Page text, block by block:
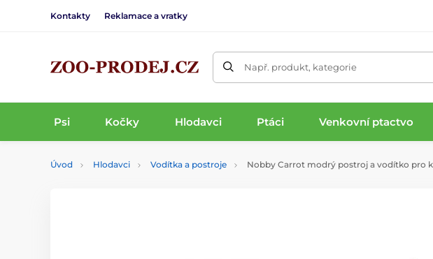
Kontakty Reklamace a vratky
Např. produkt, kategorie
Psi Kočky Hlodavci Ptáci Venkovní ptactvo
Úvod Hlodavci Vodítka a postroje Nobby Carrot modrý postroj a vodítko pro